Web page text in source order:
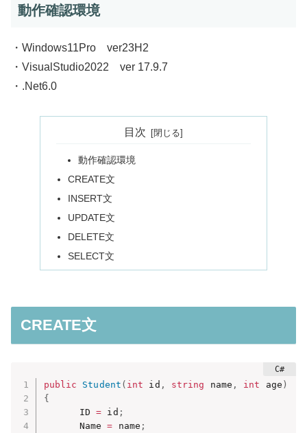
動作確認環境
・Windows11Pro ver23H2
・VisualStudio2022 ver 17.9.7
・.Net6.0
目次
動作確認環境
CREATE文
INSERT文
UPDATE文
DELETE文
SELECT文
CREATE文
public Student ( int id , string name , int age )
{
ID = id ;
Name = name ;